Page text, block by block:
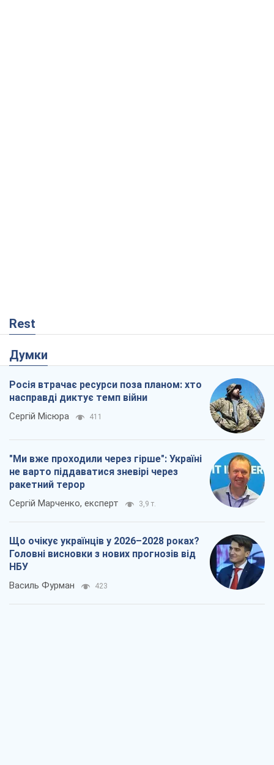
Rest
Думки
Росія втрачає ресурси поза планом: хто
насправді диктує темп війни
Сергій Місюра 411
"Ми вже проходили через гірше": Україні
не варто піддаватися зневірі через
ракетний терор
Сергій Марченко, експерт 3,9 т.
Що очікує українців у 2026–2028 роках?
Головні висновки з нових прогнозів від
НБУ
Василь Фурман 423